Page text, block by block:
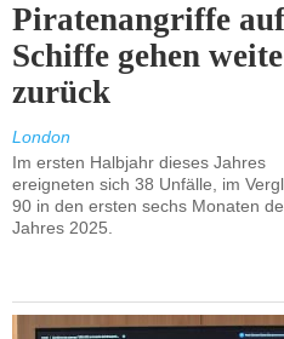
Piratenangriffe
Schiffe gehen
zurück
London
Im ersten Halbjahr dieses Jahres
ereigneten sich 38 Unfälle, im
90 in den ersten sechs Monaten
Jahres 2025.